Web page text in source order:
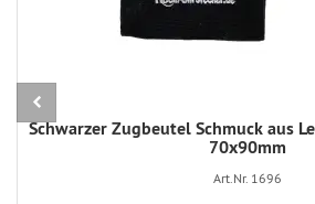
Schwarzer Zugbeutel Schmuck aus
70x90mm
Art.Nr. 1696